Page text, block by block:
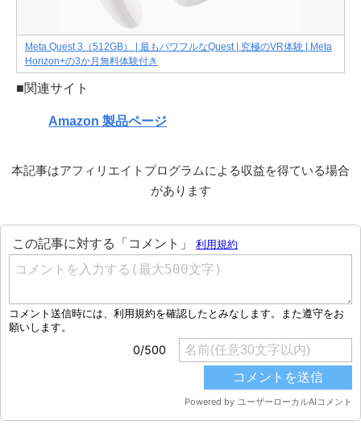
Meta Quest 3（512GB） | 最もパワフルなQuest | 究極のVR体験 | Meta
Horizon+の3か月無料体験付き
■関連サイト
Amazon 製品ページ
本記事はアフィリエイトプログラムによる収益を得ている場合
があります